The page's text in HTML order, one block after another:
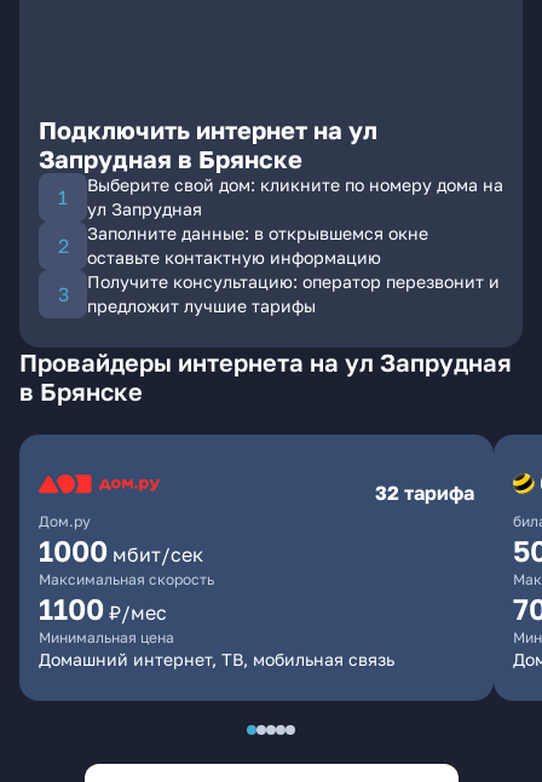
Подключить интернет на ул
Запрудная в Брянске
Выберите свой дом: кликните по номеру дома на
ул Запрудная
Заполните данные: в открывшемся окне
оставьте контактную информацию
Получите консультацию: оператор перезвонит и
предложит лучшие тарифы
Провайдеры интернета на ул Запрудная
в Брянске
Дом.ру
32 тарифа
1000 мбит/сек
Максимальная скорость
1100 ₽/мес
Минимальная цена
Домашний интернет, ТВ, мобильная связь